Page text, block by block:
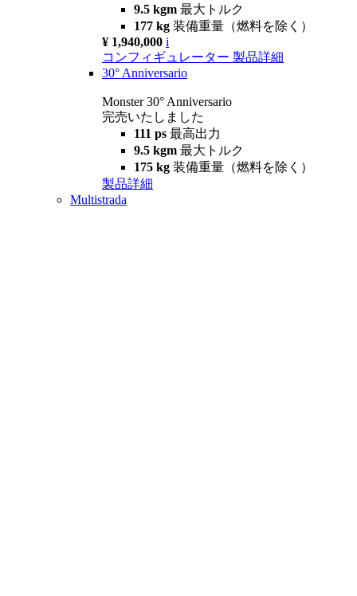
9.5 kgm 最大トルク
177 kg 装備重量（燃料を除く）
¥ 1,940,000 i
コンフィギュレーター 製品詳細
30° Anniversario
Monster 30° Anniversario
完売いたしました
111 ps 最高出力
9.5 kgm 最大トルク
175 kg 装備重量（燃料を除く）
製品詳細
Multistrada